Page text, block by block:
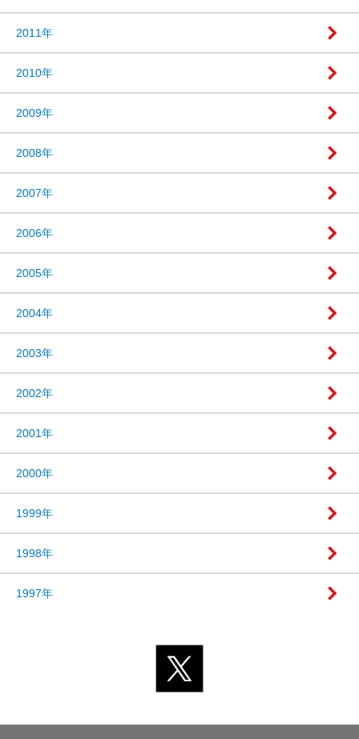
2011年
2010年
2009年
2008年
2007年
2006年
2005年
2004年
2003年
2002年
2001年
2000年
1999年
1998年
1997年